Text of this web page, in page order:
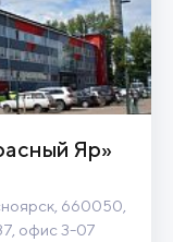
Яр»
660050,
офис 3-07